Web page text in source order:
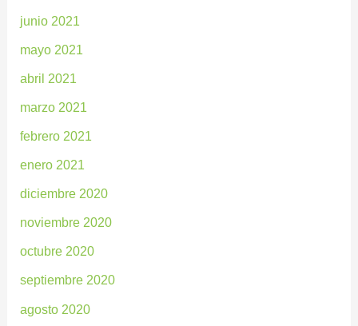
junio 2021
mayo 2021
abril 2021
marzo 2021
febrero 2021
enero 2021
diciembre 2020
noviembre 2020
octubre 2020
septiembre 2020
agosto 2020